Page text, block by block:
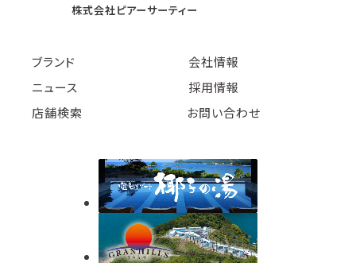
株式会社ピアーサーティー
ブランド
会社情報
ニュース
採用情報
店舗検索
お問い合わせ